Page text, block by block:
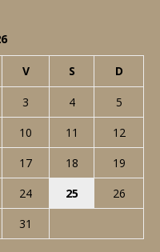
V S D
3 4
5
10 11
12
17 18
19
24 25
26
31